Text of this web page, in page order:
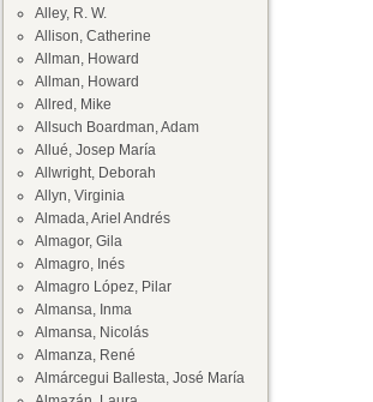
Alley, R. W.
Allison, Catherine
Allman, Howard
Allman, Howard
Allred, Mike
Allsuch Boardman, Adam
Allué, Josep María
Allwright, Deborah
Allyn, Virginia
Almada, Ariel Andrés
Almagor, Gila
Almagro, Inés
Almagro López, Pilar
Almansa, Inma
Almansa, Nicolás
Almanza, René
Almárcegui Ballesta, José María